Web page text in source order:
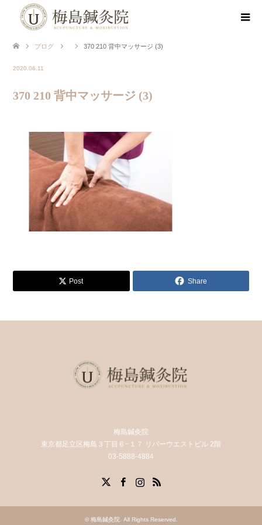
ブログ 370 210 背中マッサージ (3)
2020.06.11
370 210 背中マッサージ (3)
Post Share
梅島鍼灸院
東京都足立区梅島３丁目６−１７ リバーウエストビル 2階
03-5888-4884
RSS
© 梅島鍼灸院. All Rights Reserved.